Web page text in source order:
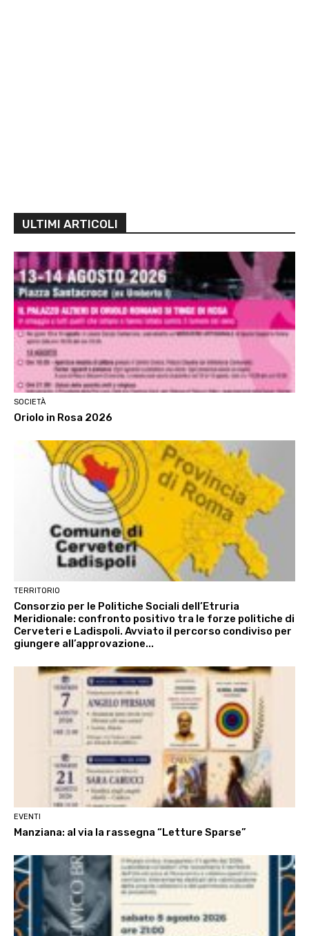
ULTIMI ARTICOLI
SOCIETÀ
Oriolo in Rosa 2026
TERRITORIO
Consorzio per le Politiche Sociali dell’Etruria
Meridionale: confronto positivo tra le forze politiche di
Cerveteri e Ladispoli. Avviato il percorso condiviso per
giungere all’approvazione...
EVENTI
Manziana: al via la rassegna “Letture Sparse”